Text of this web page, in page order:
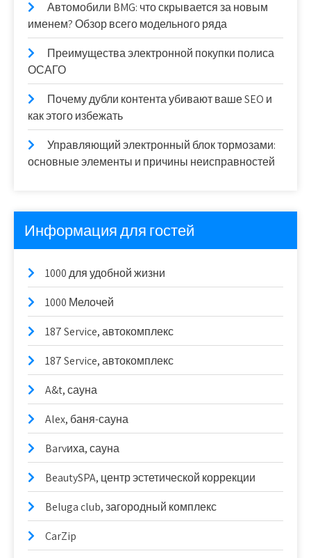
Автомобили BMG: что скрывается за новым
именем? Обзор всего модельного ряда
Преимущества электронной покупки полиса
ОСАГО
Почему дубли контента убивают ваше SEO и
как этого избежать
Управляющий электронный блок тормозами:
основные элементы и причины неисправностей
Информация для гостей
1000 для удобной жизни
1000 Мелочей
187 Service, автокомплекс
187 Service, автокомплекс
A&t, сауна
Alex, баня-сауна
Barvиха, сауна
BeautySPA, центр эстетической коррекции
Beluga club, загородный комплекс
CarZip